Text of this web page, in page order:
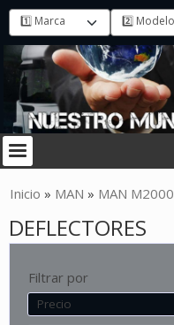
Inicio » MAN » MAN M2000
DEFLECTORES
Filtrar por
Precio